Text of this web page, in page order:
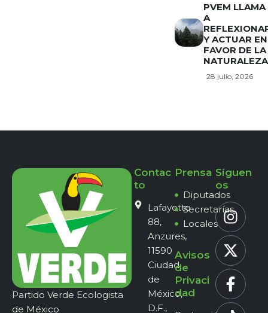
PVEM LLAMA
A
Y ACTUAR EN
FAVOR DE LA
NATURALEZA
28 julio, 2026
Partido Verde Ecologista
de México
Contac
to
Lafayette
88,
Anzures,
11590
Ciudad
de
México,
D.F.,
Prensa
Diputados
Secretarías
Locales
Avisos
de
Privaci
dad
Síguen
os